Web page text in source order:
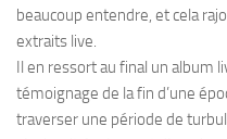
beaucoup entendre, et cela
extraits live.
Il en ressort au final un album
témoignage de la fin d’une
traverser une période de